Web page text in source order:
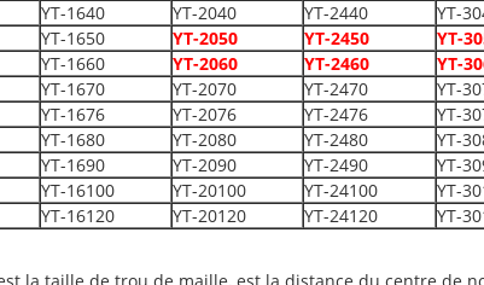
YT-1640 YT-2040 YT-2440
YT-
YT-1650 YT-2050 YT-2450
YT-
YT-1660 YT-2060 YT-2460
YT-
YT-1670 YT-2070 YT-2470
YT-
YT-1676 YT-2076 YT-2476
YT-
YT-1680 YT-2080 YT-2480
YT-
YT-1690 YT-2090 YT-2490
YT-
YT-16100 YT-20100 YT-24100
YT-
YT-16120 YT-20120 YT-24120
YT-